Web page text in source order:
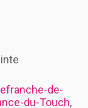
de-
du-Touch,